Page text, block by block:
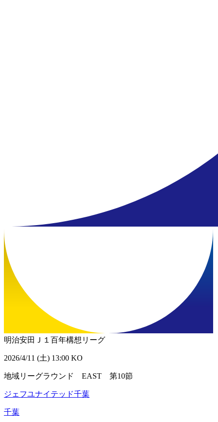
明治安田Ｊ１百年構想リーグ
2026/4/11 (土) 13:00 KO
地域リーグラウンド EAST 第10節
ジェフユナイテッド千葉
千葉